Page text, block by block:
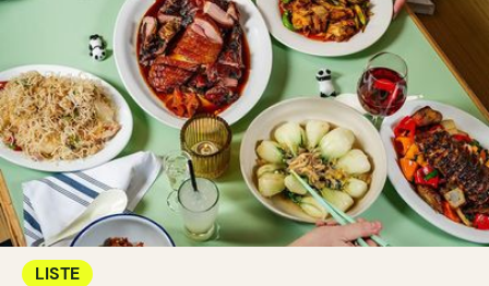
LISTE